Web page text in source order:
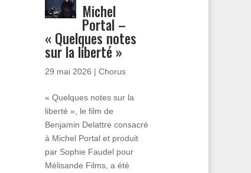
Michel
Portal –
« Quelques notes
sur la liberté »
29 mai 2026 | Chorus
« Quelques notes sur la
liberté », le film de
Benjamin Delattre consacré
à Michel Portal et produit
par Sophie Faudel pour
Mélisande Films, a été